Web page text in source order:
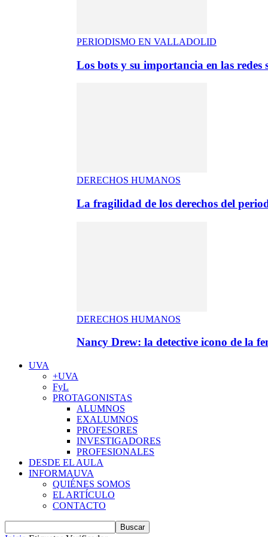
PERIODISMO EN VALLADOLID
Los bots y su importancia en las redes
DERECHOS HUMANOS
La fragilidad de los derechos del
DERECHOS HUMANOS
Nancy Drew: la detective icono de la
UVA
+UVA
FyL
PROTAGONISTAS
ALUMNOS
EXALUMNOS
PROFESORES
INVESTIGADORES
PROFESIONALES
DESDE EL AULA
INFORMAUVA
QUIÉNES SOMOS
EL ARTÍCULO
CONTACTO